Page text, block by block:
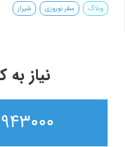
وبلاگ سفر نوروزی شیراز
نیاز